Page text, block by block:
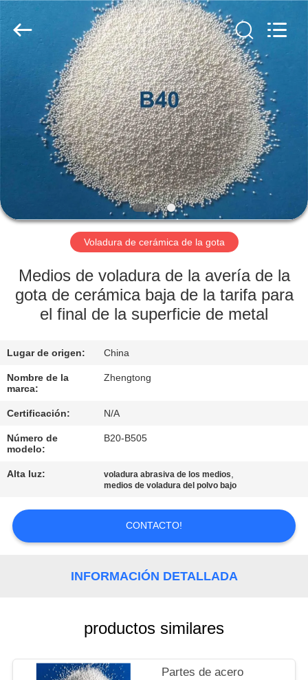
HOGAR
PRODUCTOS
VÍDEOS
SOBRE
NOSOTROS
VIAJE
DE
CONTROL
ÉNTRENOS
CONTACTO
CON
NOTICIAS
CITA
Zhengtong
Abrasive
Import&Export
Reserved.
Voladura de cerámica de la gota
Medios de voladura de la avería de la
gota de cerámica baja de la tarifa para
el final de la superficie de metal
Lugar de origen: China
Nombre de la
marca:
Zhengtong
Certificación: N/A
Número de
modelo:
B20-B505
Alta luz: voladura abrasiva de los medios,
medios de voladura del polvo bajo
CONTACTO!
INFORMACIÓN DETALLADA
productos similares
Partes de acero